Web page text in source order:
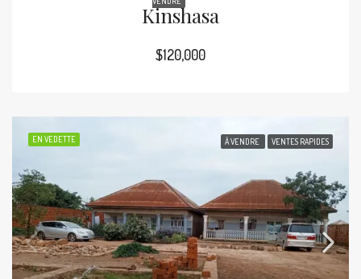
Kinshasa
$120,000
EN VEDETTE À VENDRE VENTES RAPIDES